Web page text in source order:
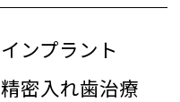
インプラント
精密入れ歯治療